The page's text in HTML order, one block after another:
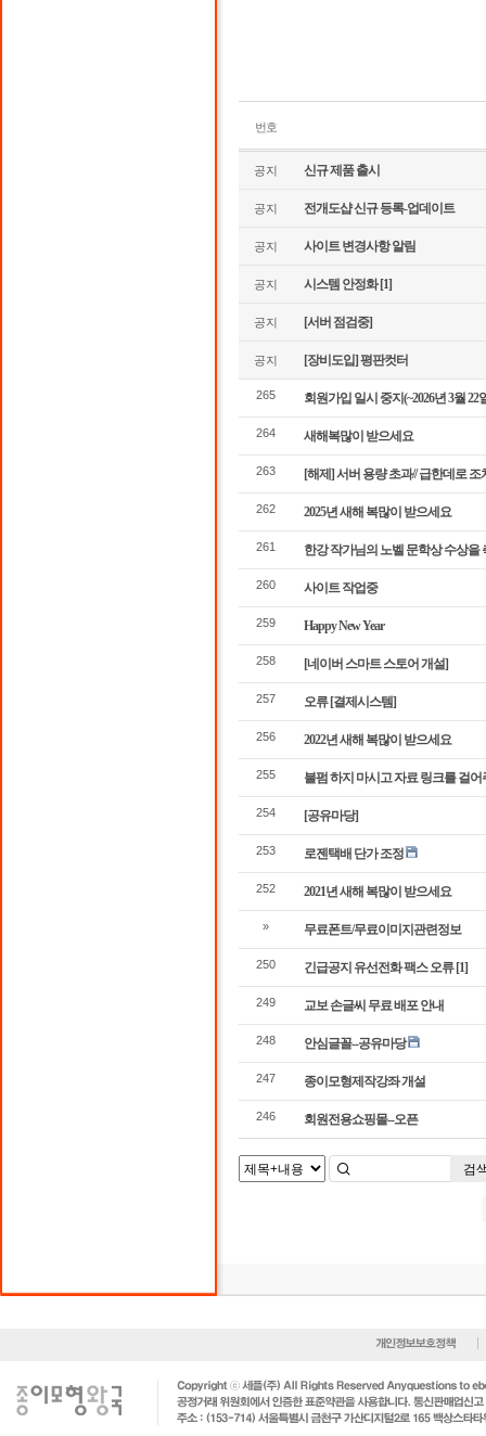
번호
공지 신규 제품 출시
공지 전개도샵 신규 등록-업데이트
공지 사이트 변경사항 알림
공지 시스템 안정화 [1]
공지 [서버 점검중]
공지 [장비도입] 평판컷터
265 회원가입 일시 중지(~2026년 3월 22
264 새해복많이 받으세요
263 [해제] 서버 용량 초과// 급한데로 조
262 2025년 새해 복많이 받으세요
261 한강 작가님의 노벨 문학상 수상을
260 사이트 작업중
259 Happy New Year
258 [네이버 스마트 스토어 개설]
257 오류 [결제시스템]
256 2022년 새해 복많이 받으세요
255 불펌 하지 마시고 자료 링크를 걸어
254 [공유마당]
253 로젠택배 단가 조정
252 2021년 새해 복많이 받으세요
» 무료폰트/무료이미지관련정보
250 긴급공지 유선전화 팩스 오류 [1]
249 교보 손글씨 무료 배포 안내
248 안심글꼴--공유마당
247 종이모형제작강좌 개설
246 회원전용쇼핑몰--오픈
검